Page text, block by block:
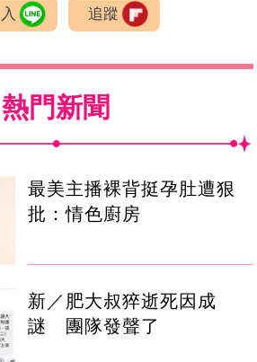
追蹤
熱門新聞
最美主播裸背挺孕肚遭狠
批：情色廚房
新／肥大叔猝逝死因成
謎 團隊發聲了